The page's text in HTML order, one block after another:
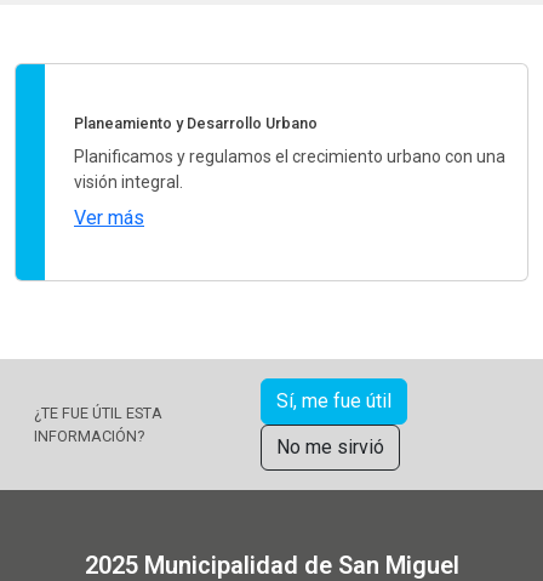
Planeamiento y Desarrollo Urbano
Planificamos y regulamos el crecimiento urbano con una
visión integral.
Ver más
¿TE FUE ÚTIL ESTA
INFORMACIÓN?
Sí, me fue útil
No me sirvió
2025 Municipalidad de San Miguel